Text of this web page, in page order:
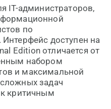
IT-администраторов,
по
доступен на
Edition отличается от
набором
и максимальной
задач
к критичным